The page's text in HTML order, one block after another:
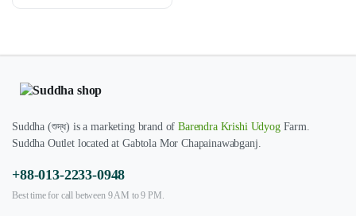
580৳
Suddha (শুদ্ধ) is a marketing brand ofBarendra Krishi UdyogFarm.
Suddha Outlet located at Gabtola Mor Chapainawabganj.
+88-013-2233-0948
Best time for call between 9 AM to 9 PM.